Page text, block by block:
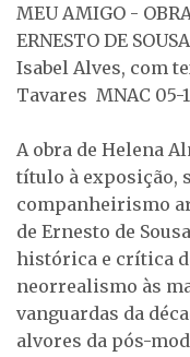
MEU AMIGO -
ERNESTO DE
Isabel Alves, com
Tavares MNAC 05-
A obra de Helena
título à exposição,
companheirismo
de Ernesto de
histórica e crítica
neorrealismo às
vanguardas da
alvores da pós-